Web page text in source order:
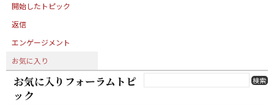
開始したトピック
返信
エンゲージメント
お気に入り
お気に入りフォーラムトピ
ック